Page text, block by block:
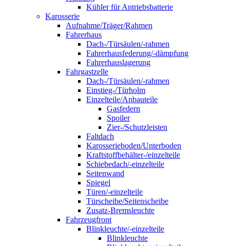
Kühler für Antriebsbatterie
Karosserie
Aufnahme/Träger/Rahmen
Fahrerhaus
Dach-/Türsäulen/-rahmen
Fahrerhausfederung/-dämpfung
Fahrerhauslagerung
Fahrgastzelle
Dach-/Türsäulen/-rahmen
Einstieg-/Türholm
Einzelteile/Anbauteile
Gasfedern
Spoiler
Zier-/Schutzleisten
Faltdach
Karosserieboden/Unterboden
Kraftstoffbehälter-/einzelteile
Schiebedach/-einzelteile
Seitenwand
Spiegel
Türen/-einzelteile
Türscheibe/Seitenscheibe
Zusatz-Bremsleuchte
Fahrzeugfront
Blinkleuchte/-einzelteile
Blinkleuchte